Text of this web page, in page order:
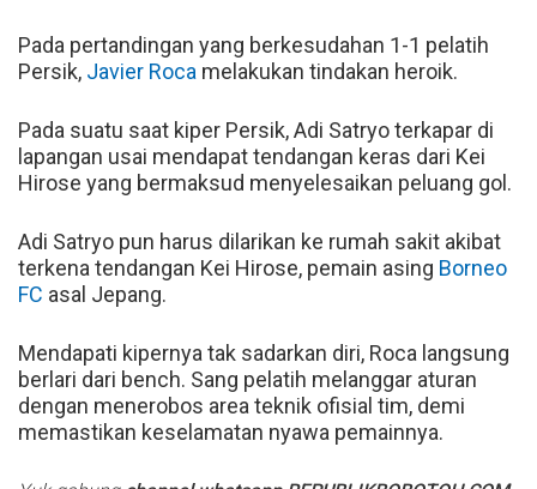
Pada pertandingan yang berkesudahan 1-1 pelatih
Persik, Javier Roca melakukan tindakan heroik.
Pada suatu saat kiper Persik, Adi Satryo terkapar di
lapangan usai mendapat tendangan keras dari Kei
Hirose yang bermaksud menyelesaikan peluang gol.
Adi Satryo pun harus dilarikan ke rumah sakit akibat
terkena tendangan Kei Hirose, pemain asing Borneo
FC asal Jepang.
Mendapati kipernya tak sadarkan diri, Roca langsung
berlari dari bench. Sang pelatih melanggar aturan
dengan menerobos area teknik ofisial tim, demi
memastikan keselamatan nyawa pemainnya.